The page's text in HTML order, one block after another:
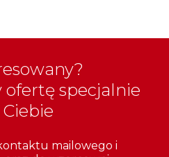
specjalnie
mailowego i